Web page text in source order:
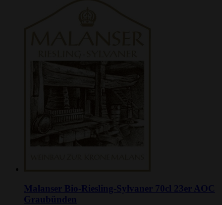
Malanser Bio-Riesling-Sylvaner 70cl 23er AOC
Graubünden